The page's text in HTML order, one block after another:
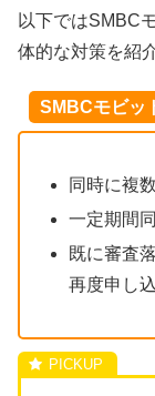
以下ではSMBC
体的な対策を紹
SMBCモビッ
同時に複
一定期間
既に審査
再度申し